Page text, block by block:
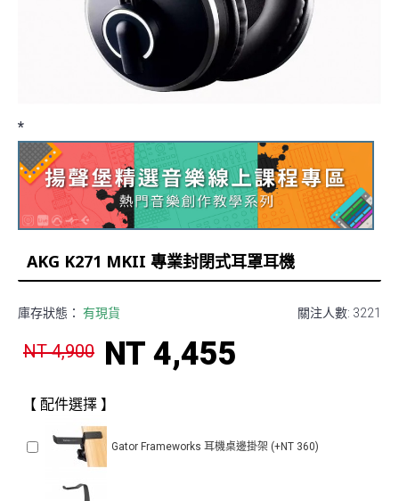
*
AKG K271 MKII 專業封閉式耳罩耳機
關注人數: 3221
庫存狀態： 有現貨
NT 4,900 NT 4,455
【 配件選擇 】
Gator Frameworks 耳機桌邊掛架 (+NT 360)